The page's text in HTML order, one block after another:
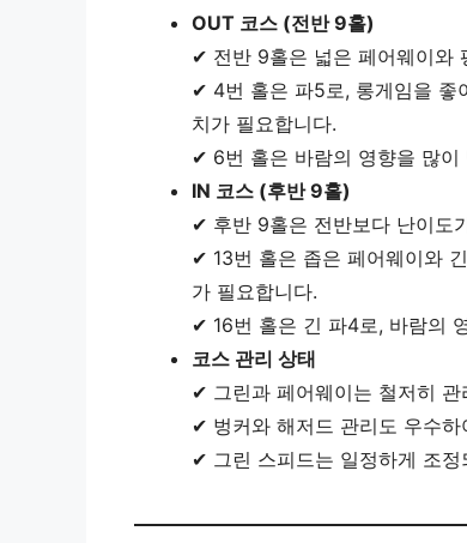
OUT 코스 (전반 9홀)
✔ 전반 9홀은 넓은 페어웨이와
✔ 4번 홀은 파5로, 롱게임을 좋
치가 필요합니다.
✔ 6번 홀은 바람의 영향을 많이
IN 코스 (후반 9홀)
✔ 후반 9홀은 전반보다 난이도
✔ 13번 홀은 좁은 페어웨이와
가 필요합니다.
✔ 16번 홀은 긴 파4로, 바람의
코스 관리 상태
✔ 그린과 페어웨이는 철저히
✔ 벙커와 해저드 관리도 우수
✔ 그린 스피드는 일정하게 조